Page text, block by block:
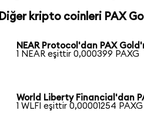
Diğer kripto coinleri PAX
NEAR Protocol'dan PAX
1 NEAR eşittir 0,000399 PAXG
World Liberty Financial'dan
1 WLFI eşittir 0,00001254 PAXG